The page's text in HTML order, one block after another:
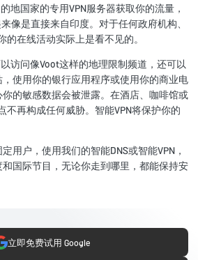
地国家的专用VPN服务器获取你的流量，
像是直接来自印度。对于任何政府机构、
的在线活动实际上是看不见的。
访问像Voot这样的地理限制频道，还可以
使用你的银行应用程序或使用你的商业电
的敏感数据会被泄露。在酒店、咖啡馆或
不再构成任何威胁。智能VPN将保护你的
定用户，使用我们的智能DNS或智能VPN，
国际节目，无论你走到哪里，都能保持安
立即免费试用 Google